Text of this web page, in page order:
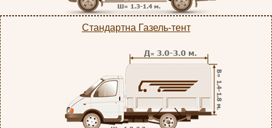
Стандартна Газель-тент